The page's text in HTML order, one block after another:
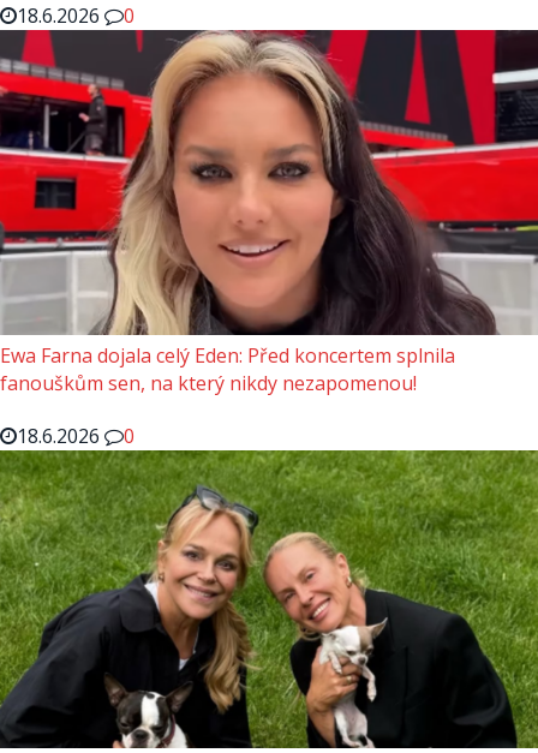
18.6.2026
0
Ewa Farna dojala celý Eden: Před koncertem splnila
fanouškům sen, na který nikdy nezapomenou!
18.6.2026
0